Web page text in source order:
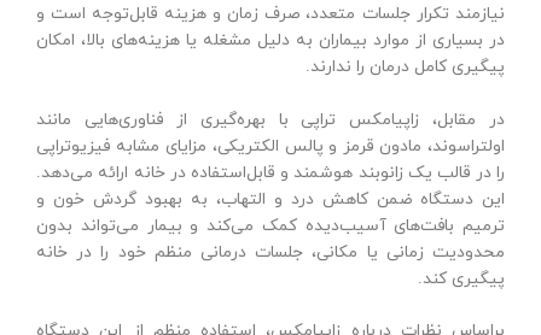
نیازمند تکرار جلسات متعدد، صرف زمان و هزینه قابل‌توجه است و
در بسیاری از موارد بیماران به دلیل مشغله یا هزینه‌های بالا، امکان
پیگیری کامل درمان را ندارند.
در مقابل، زاپیامکس تراپی با بهره‌گیری از فناوری‌هایی مانند
اولتراسوند، مادون قرمز و پالس الکتریکی، مزایای مشابه فیزیوتراپی
را در قالب یک زانوبند هوشمند و قابل‌استفاده در خانه ارائه می‌دهد.
این دستگاه ضمن کاهش درد و التهاب، به بهبود گردش خون و
ترمیم بافت‌های آسیب‌دیده کمک می‌کند و بیمار می‌تواند بدون
محدودیت زمانی یا مکانی، جلسات درمانی منظم خود را در خانه
پیگیری کند.